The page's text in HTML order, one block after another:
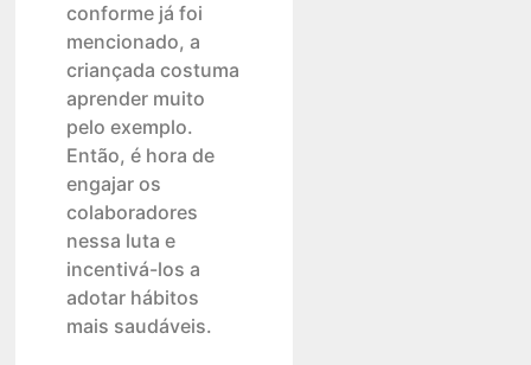
conforme já foi
mencionado, a
criançada costuma
aprender muito
pelo exemplo.
Então, é hora de
engajar os
colaboradores
nessa luta e
incentivá-los a
adotar hábitos
mais saudáveis.